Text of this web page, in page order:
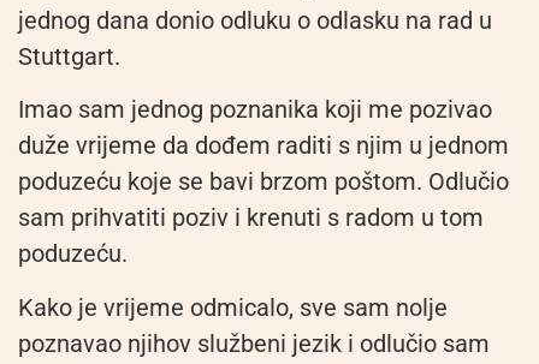
jednog dana donio odluku o odlasku na rad u
Stuttgart.
Imao sam jednog poznanika koji me pozivao
duže vrijeme da dođem raditi s njim u jednom
poduzeću koje se bavi brzom poštom. Odlučio
sam prihvatiti poziv i krenuti s radom u tom
poduzeću.
Kako je vrijeme odmicalo, sve sam nolje
poznavao njihov službeni jezik i odlučio sam